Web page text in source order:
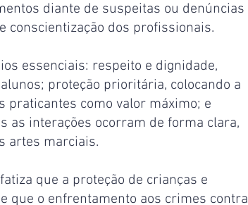
diante de suspeitas ou denúncias
conscientização dos profissionais.
essenciais: respeito e dignidade,
proteção prioritária, colocando a
praticantes como valor máximo; e
as interações ocorram de forma clara,
artes marciais.
que a proteção de crianças e
que o enfrentamento aos crimes contra